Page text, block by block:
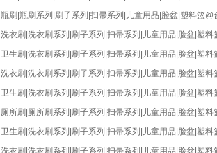
瓶刷|瓶刷系列|刷子系列|扫帚系列|儿童用品|脸盆|塑料篮
洗衣刷|洗衣刷系列|刷子系列|扫帚系列|儿童用品|脸盆|塑
卫生刷|洗衣刷系列|刷子系列|扫帚系列|儿童用品|脸盆|塑
洗衣刷|洗衣刷系列|刷子系列|扫帚系列|儿童用品|脸盆|塑
卫生刷|洗衣刷系列|刷子系列|扫帚系列|儿童用品|脸盆|塑
厕所刷|厕所刷系列|刷子系列|扫帚系列|儿童用品|脸盆|塑
卫生刷|洗衣刷系列|刷子系列|扫帚系列|儿童用品|脸盆|塑
洗衣刷|洗衣刷系列|刷子系列|扫帚系列|儿童用品|脸盆|塑